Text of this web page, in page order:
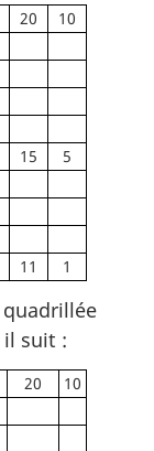
20
10
15
5
11 1
quadrillée
il suit :
20
10